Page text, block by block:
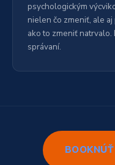
psychologickým
nielen čo zmeniť, ale
ako to zmeniť
správaní.